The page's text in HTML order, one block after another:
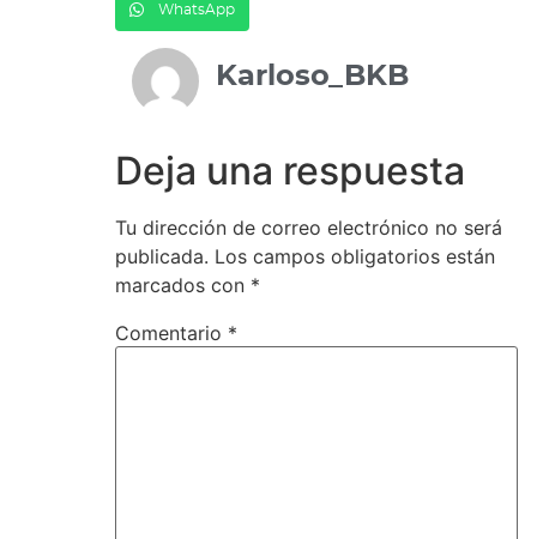
WhatsApp
Karloso_BKB
Deja una respuesta
Tu dirección de correo electrónico no será
publicada. Los campos obligatorios están
marcados con *
Comentario *